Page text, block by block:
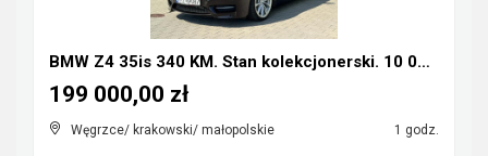
BMW Z4 35is 340 KM. Stan kolekcjonerski. 10 000 km...
Węgrzce/ krakowski/ małopolskie 1 godz.
199 000,00 zł